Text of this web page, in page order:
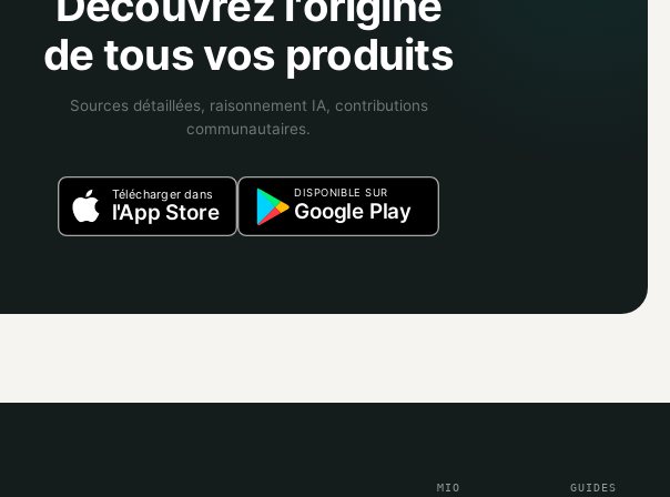
de tous vos produits
Sources détaillées, raisonnement IA, contributions
communautaires.
Télécharger dans
l'App Store
DISPONIBLE SUR
Google Play
MIO GUIDES